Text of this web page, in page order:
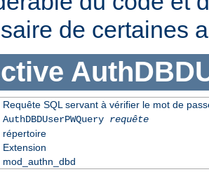
de certaines
Requête SQL servant à vérifier le mot de
AuthDBDUserPWQuery requête
répertoire
Extension
mod_authn_dbd